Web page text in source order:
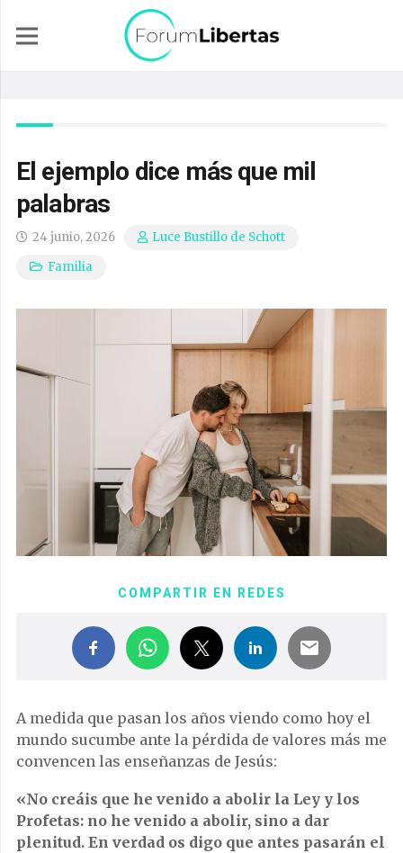
El ejemplo dice más que mil
palabras
24 junio, 2026
Luce Bustillo de Schott
Familia
COMPARTIR EN REDES
A medida que pasan los años viendo como hoy el
mundo sucumbe ante la pérdida de valores más me
convencen las enseñanzas de Jesús:
«No creáis que he venido a abolir la Ley y los
Profetas: no he venido a abolir, sino a dar
plenitud. En verdad os digo que antes pasarán el